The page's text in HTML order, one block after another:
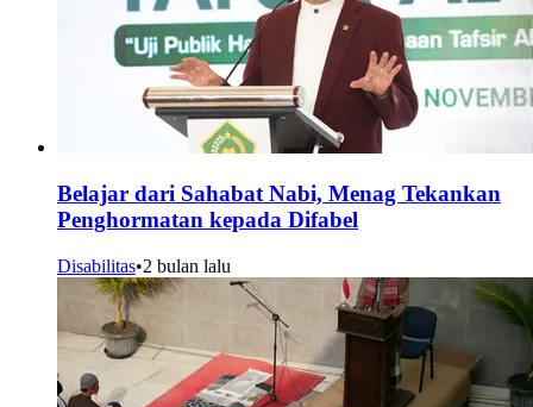
Belajar dari Sahabat Nabi, Menag Tekankan
Penghormatan kepada Difabel
Disabilitas•2 bulan lalu